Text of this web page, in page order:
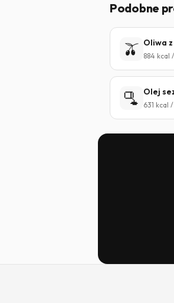
Podobne
🫒 Oliwa
884 kcal
🫗 Olej
631 kcal